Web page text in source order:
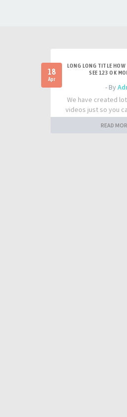
18
Apr
LONG LONG TITLE HOW
SEE 123 OK
- By
We have created
videos just so you
READ